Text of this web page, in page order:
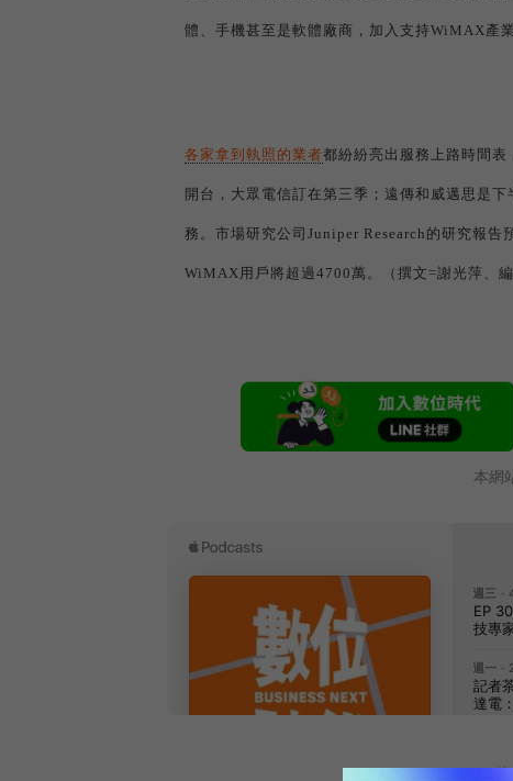
體、手機甚至是軟體廠商，加入支持WiMAX 產
各家拿到執照的業者都紛紛亮出服務上路時間表
開台，大眾電信訂在第三季；遠傳和威邁思是
務。市場研究公司 Juniper Research 的研究報告
WiMAX 用戶將超過4700萬。（撰文=謝光萍、編
本網